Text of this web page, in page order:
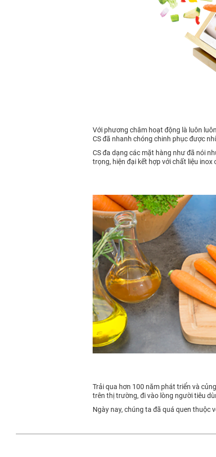
Với phương châm hoạt động là luôn
CS đã nhanh chóng chinh phục được
CS đa dạng các mặt hàng như đã nói
trọng, hiện đại kết hợp với chất liệu
Trải qua hơn 100 năm phát triển và
trên thị trường, đi vào lòng người tiêu
Ngày nay, chúng ta đã quá quen thuộc